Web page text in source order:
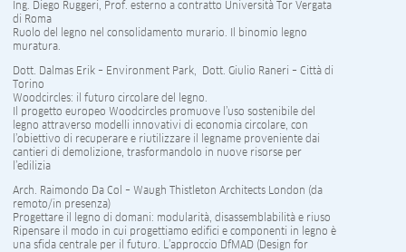
Ing. Diego Ruggeri, Prof. esterno a contratto Università Tor Vergata
di Roma
Ruolo del legno nel consolidamento murario. Il binomio legno
muratura.
Dott. Dalmas Erik – Environment Park, Dott. Giulio Raneri – Città di
Torino
Woodcircles: il futuro circolare del legno.
Il progetto europeo Woodcircles promuove l’uso sostenibile del
legno attraverso modelli innovativi di economia circolare, con
l’obiettivo di recuperare e riutilizzare il legname proveniente dai
cantieri di demolizione, trasformandolo in nuove risorse per
l’edilizia
Arch. Raimondo Da Col – Waugh Thistleton Architects London (da
remoto/in presenza)
Progettare il legno di domani: modularità, disassemblabilità e riuso
Ripensare il modo in cui progettiamo edifici e componenti in legno è
una sfida centrale per il futuro. L’approccio DfMAD (Design for